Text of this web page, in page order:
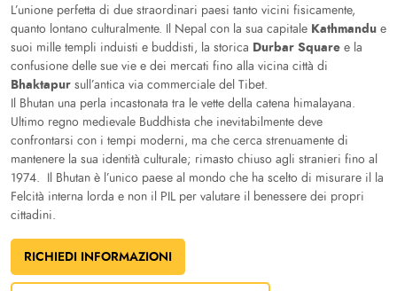
L’unione perfetta di due straordinari paesi tanto vicini fisicamente,
quanto lontano culturalmente. Il Nepal con la sua capitale Kathmandu e
suoi mille templi induisti e buddisti, la storica Durbar Square e la
confusione delle sue vie e dei mercati fino alla vicina città di
Bhaktapur sull’antica via commerciale del Tibet.
Il Bhutan una perla incastonata tra le vette della catena himalayana.
Ultimo regno medievale Buddhista che inevitabilmente deve
confrontarsi con i tempi moderni, ma che cerca strenuamente di
mantenere la sua identità culturale; rimasto chiuso agli stranieri fino al
1974. Il Bhutan è l’unico paese al mondo che ha scelto di misurare il la
Felcità interna lorda e non il PIL per valutare il benessere dei propri
cittadini.
RICHIEDI INFORMAZIONI